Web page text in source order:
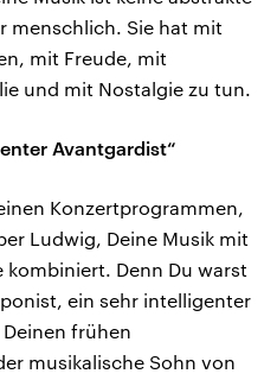
menschlich. Sie hat mit
mit Freude, mit
und mit Nostalgie zu tun.
Avantgardist“
Konzertprogrammen,
Ludwig, Deine Musik mit
Denn Du warst
ein sehr intelligenter
frühen
musikalische Sohn von